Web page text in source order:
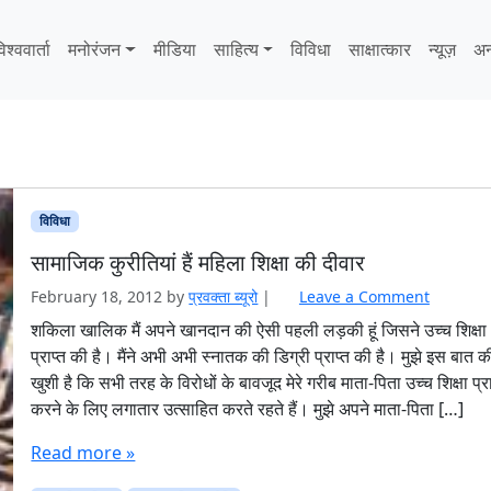
मनोरंजन मीडिया साहित्‍य विविधा साक्षात्‍कार न्यूज़
विविधा
सामाजिक कुरीतियां हैं महिला शिक्षा की दीवार
February 18, 2012 byप्रवक्‍ता ब्यूरो | Leave a Comment
शकिला खालिक मैं अपने खानदान की ऐसी पहली लड़की हूं जिसने उच्च शिक्षा
प्राप्त की है। मैंने अभी अभी स्नातक की डिग्री प्राप्त की है। मुझे इस बात
खुशी है कि सभी तरह के विरोधों के बावजूद मेरे गरीब माता-पिता उच्च शिक्षा
करने के लिए लगातार उत्साहित करते रहते हैं। मुझे अपने माता-पिता […]
Read more »